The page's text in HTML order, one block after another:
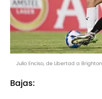
Julio Enciso, de Libertad a
Bajas: